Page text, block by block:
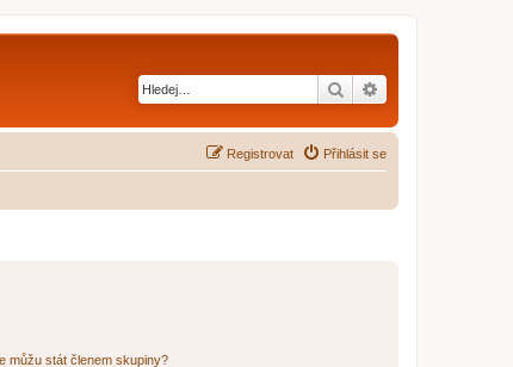
Hledat
Přihlásit se
Registrovat
můžu stát členem skupiny?